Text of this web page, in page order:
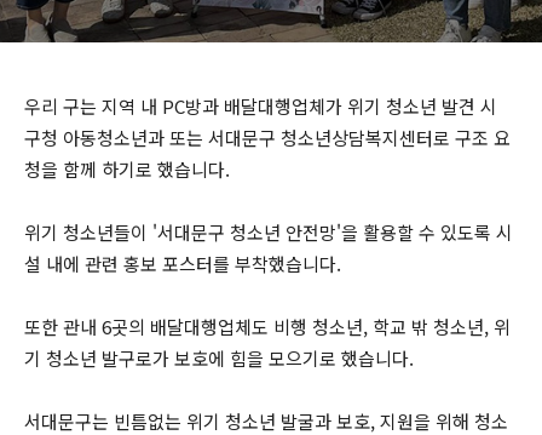
우리 구는 지역 내 PC방과 배달대행업체가 위기 청소년 발견 시
구청 아동청소년과 또는 서대문구 청소년상담복지센터로 구조 요
청을 함께 하기로 했습니다.
위기 청소년들이 '서대문구 청소년 안전망'을 활용할 수 있도록 시
설 내에 관련 홍보 포스터를 부착했습니다.
또한 관내 6곳의 배달대행업체도 비행 청소년, 학교 밖 청소년, 위
기 청소년 발구로가 보호에 힘을 모으기로 했습니다.
서대문구는 빈틈없는 위기 청소년 발굴과 보호, 지원을 위해 청소